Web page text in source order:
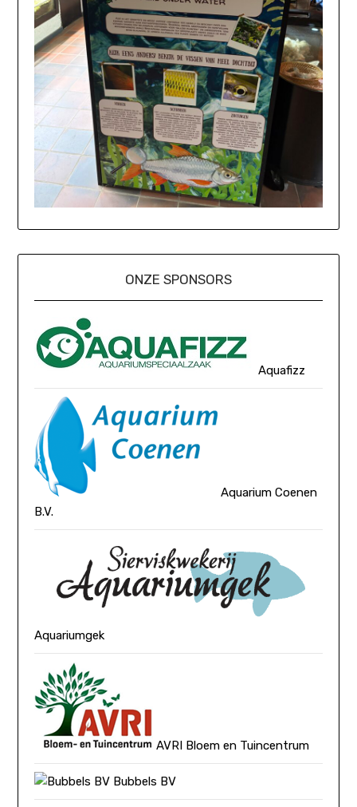
ONZE SPONSORS
Aquafizz
Aquarium Coenen
B.V.
Aquariumgek
AVRI Bloem en Tuincentrum
Bubbels BV